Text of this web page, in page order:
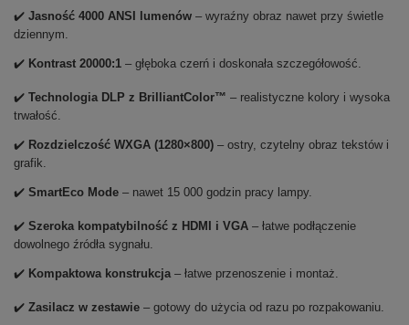
✔️ Jasność 4000 ANSI lumenów – wyraźny obraz nawet przy świetle
dziennym.
✔️ Kontrast 20000:1 – głęboka czerń i doskonała szczegółowość.
✔️ Technologia DLP z BrilliantColor™ – realistyczne kolory i wysoka
trwałość.
✔️ Rozdzielczość WXGA (1280×800) – ostry, czytelny obraz tekstów i
grafik.
✔️ SmartEco Mode – nawet 15 000 godzin pracy lampy.
✔️ Szeroka kompatybilność z HDMI i VGA – łatwe podłączenie
dowolnego źródła sygnału.
✔️ Kompaktowa konstrukcja– łatwe przenoszenie i montaż.
✔️ Zasilacz w zestawie – gotowy do użycia od razu po rozpakowaniu.